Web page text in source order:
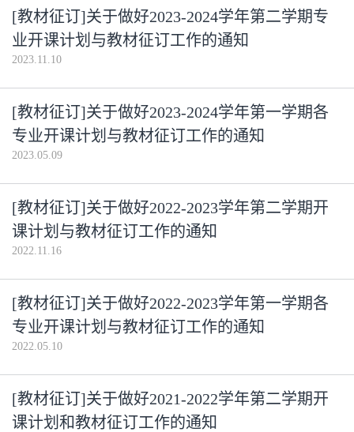
[教材征订]关于做好2023-2024学年第二学期专
业开课计划与教材征订工作的通知
2023.11.10
[教材征订]关于做好2023-2024学年第一学期各
专业开课计划与教材征订工作的通知
2023.05.09
[教材征订]关于做好2022-2023学年第二学期开
课计划与教材征订工作的通知
2022.11.16
[教材征订]关于做好2022-2023学年第一学期各
专业开课计划与教材征订工作的通知
2022.05.10
[教材征订]关于做好2021-2022学年第二学期开
课计划和教材征订工作的通知